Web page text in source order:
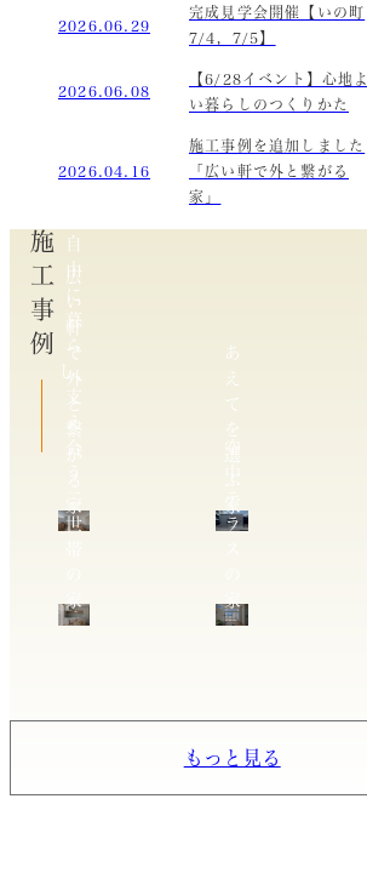
2026.06.29
完成見学会開催【いの町
7/4，7/5】
2026.06.08
【6/28イベント】心地よ
い暮らしのつくりかた
2026.04.16
施工事例を追加しました
「広い軒で外と繋がる
家」
施工事例
広
い
軒
で
外
と
繋
が
る
あ
え
て
を
選
自
由
に
暮
ら
し、
支
え
合
う
世
家
空
ラ
家
もっと見る